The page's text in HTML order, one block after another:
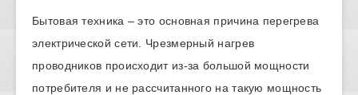
Бытовая техника – это основная причина перегрева
электрической сети. Чрезмерный нагрев
проводников происходит из-за большой мощности
потребителя и не рассчитанного на такую мощность